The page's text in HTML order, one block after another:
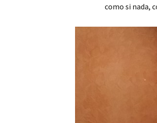
como si nada,